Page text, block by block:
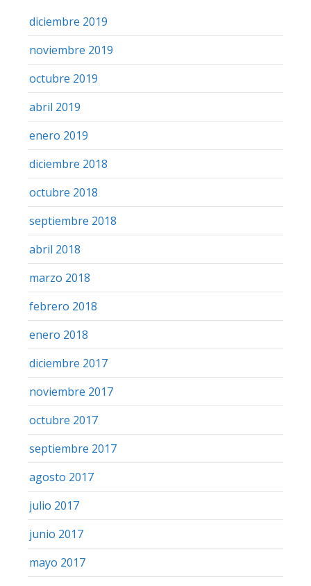
diciembre 2019
noviembre 2019
octubre 2019
abril 2019
enero 2019
diciembre 2018
octubre 2018
septiembre 2018
abril 2018
marzo 2018
febrero 2018
enero 2018
diciembre 2017
noviembre 2017
octubre 2017
septiembre 2017
agosto 2017
julio 2017
junio 2017
mayo 2017